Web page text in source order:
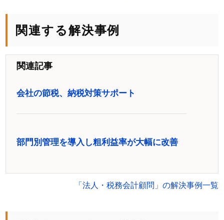
関連する解決事例
関連記事
会社の節税、納税対策サポート
部門別管理を導入し粗利益率が大幅に改善
「法人・税務会計顧問」の解決事例一覧